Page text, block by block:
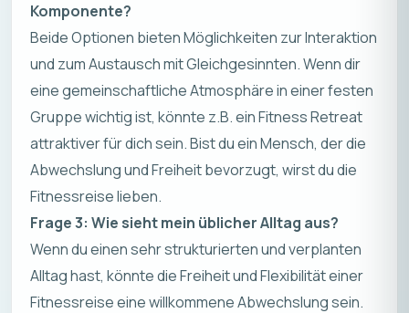
Komponente?
Beide Optionen bieten Möglichkeiten zur Interaktion
und zum Austausch mit Gleichgesinnten. Wenn dir
eine gemeinschaftliche Atmosphäre in einer festen
Gruppe wichtig ist, könnte z.B. ein Fitness Retreat
attraktiver für dich sein. Bist du ein Mensch, der die
Abwechslung und Freiheit bevorzugt, wirst du die
Fitnessreise lieben.
Frage 3: Wie sieht mein üblicher Alltag aus?
Wenn du einen sehr strukturierten und verplanten
Alltag hast, könnte die Freiheit und Flexibilität einer
Fitnessreise eine willkommene Abwechslung sein.